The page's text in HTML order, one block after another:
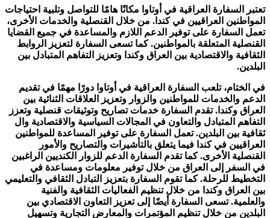
تعتبر السفارة العراقية في أوتاوا مكانًا هامًا للتواصل وتلبية احتياجات
المواطنين العراقيين في كندا. من خلال القنصلية والخدمات الأخرى،
تعمل السفارة على توفير الدعم اللازم والمساعدة في جميع القضايا
القنصلية المتعلقة بالمواطنين. كما تسعى السفارة لتعزيز الروابط
الثقافية والاقتصادية بين العراق وكندا وتعزيز التفاهم المتبادل بين
البلدين.
في الختام، تلعب السفارة العراقية في أوتاوا دورًا مهمًا في تقديم
الدعم والخدمات للمواطنين والزوار وتعزيز العلاقات الثنائية بين
العراق وكندا. تقدم السفارة خدمات تصاريح وتوثيقات قنصلية وتعزز
التفاهم المتبادل والتعاون في المجالات السياسية والاقتصادية وال
ثقافية بين البلدين. تعمل السفارة على توفير المساعدة للمواطنين
العراقيين في كندا فيما يتعلق بالتأشيرات والتصاريح والأمور
القنصلية الأخرى. كما تقدم السفارة الدعم للزوار الكنديين الراغبين
في السفر إلى العراق من خلال توفير معلومات ومساعدة في
التخطيط للرحلة. كما تقوم السفارة بتعزيز التبادل الثقافي والتعليمي
بين العراق وكندا من خلال تنظيم الفعاليات الثقافية والفنية
والعلمية. تسعى السفارة أيضًا إلى تعزيز التعاون الاقتصادي بين
البلدين من خلال تنظيم المؤتمرات والمعارض التجارية وتسهيل